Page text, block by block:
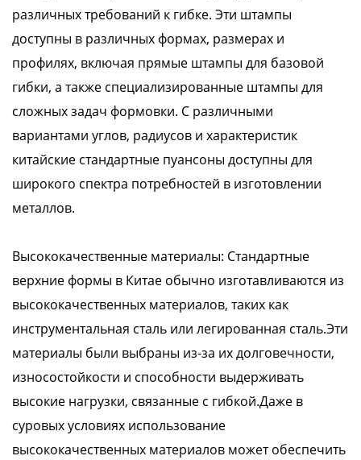
различных требований к гибке. Эти штампы
доступны в различных формах, размерах и
профилях, включая прямые штампы для базовой
гибки, а также специализированные штампы для
сложных задач формовки. С различными
вариантами углов, радиусов и характеристик
китайские стандартные пуансоны доступны для
широкого спектра потребностей в изготовлении
металлов.
Высококачественные материалы: Стандартные
верхние формы в Китае обычно изготавливаются из
высококачественных материалов, таких как
инструментальная сталь или легированная сталь.Эти
материалы были выбраны из-за их долговечности,
износостойкости и способности выдерживать
высокие нагрузки, связанные с гибкой.Даже в
суровых условиях использование
высококачественных материалов может обеспечить